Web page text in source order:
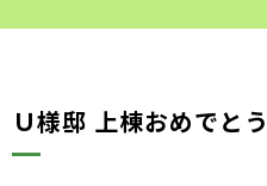
Ｕ様邸 上棟おめでと